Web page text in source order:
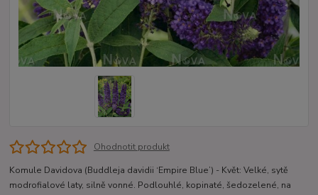
Ohodnotit produkt
Komule Davidova (Buddleja davidii ‘Empire Blue’) - Květ: Velké, sytě
modrofialové laty, silně vonné. Podlouhlé, kopinaté, šedozelené, na